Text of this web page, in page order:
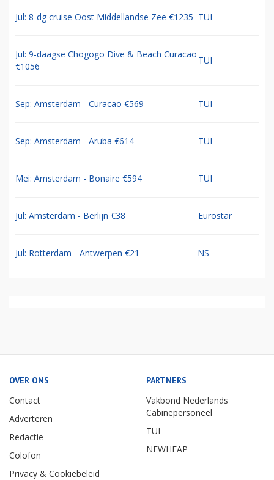
Jul: 8-dg cruise Oost Middellandse Zee €1235 TUI
Jul: 9-daagse Chogogo Dive & Beach Curacao
€1056
TUI
Sep: Amsterdam - Curacao €569 TUI
Sep: Amsterdam - Aruba €614 TUI
Mei: Amsterdam - Bonaire €594 TUI
Jul: Amsterdam - Berlijn €38 Eurostar
Jul: Rotterdam - Antwerpen €21 NS
OVER ONS
Contact
Adverteren
Redactie
Colofon
Privacy & Cookiebeleid
PARTNERS
Vakbond Nederlands
Cabinepersoneel
TUI
NEWHEAP